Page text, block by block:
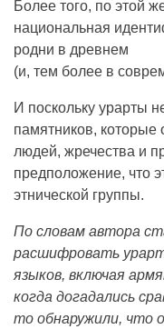
Более того, по этой
национальная
родни в древнем
(и, тем более в
И поскольку урарты
памятников,
людей, жречества и
предположение, что
этнической группы.
По словам автора
расшифровать
языков, включая
когда догадались
то обнаружили, что